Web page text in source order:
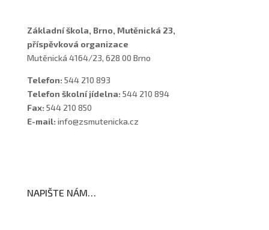
Základní škola, Brno, Mutěnická 23,
příspěvková organizace
Mutěnická 4164/23, 628 00 Brno
Telefon: 544 210 893
Telefon školní jídelna: 544 210 894
Fax: 544 210 850
E-mail: info@zsmutenicka.cz
NAPIŠTE NÁM…